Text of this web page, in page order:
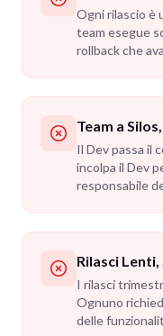
Ogni rilascio è
team esegue
rollback che
Team a
Il Dev passa il
incolpa il Dev
responsabile
Rilasci
I rilasci
Ognuno
delle